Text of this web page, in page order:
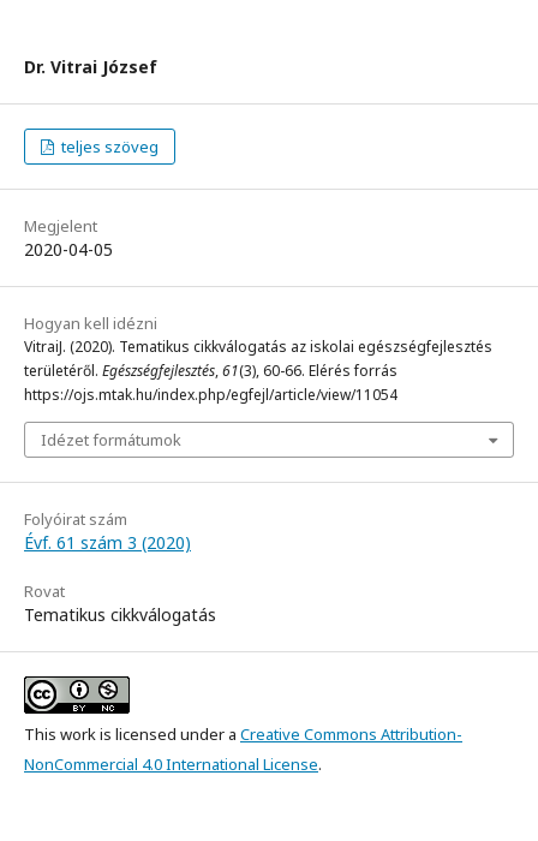
Dr. Vitrai József
teljes szöveg
Megjelent
2020-04-05
Hogyan kell idézni
VitraiJ. (2020). Tematikus cikkválogatás az iskolai egészségfejlesztés
területéről. Egészségfejlesztés,61(3), 60-66. Elérés forrás
https://ojs.mtak.hu/index.php/egfejl/article/view/11054
Idézet formátumok
Folyóirat szám
Évf. 61 szám 3 (2020)
Rovat
Tematikus cikkválogatás
This work is licensed under a Creative Commons Attribution-
NonCommercial 4.0 International License.